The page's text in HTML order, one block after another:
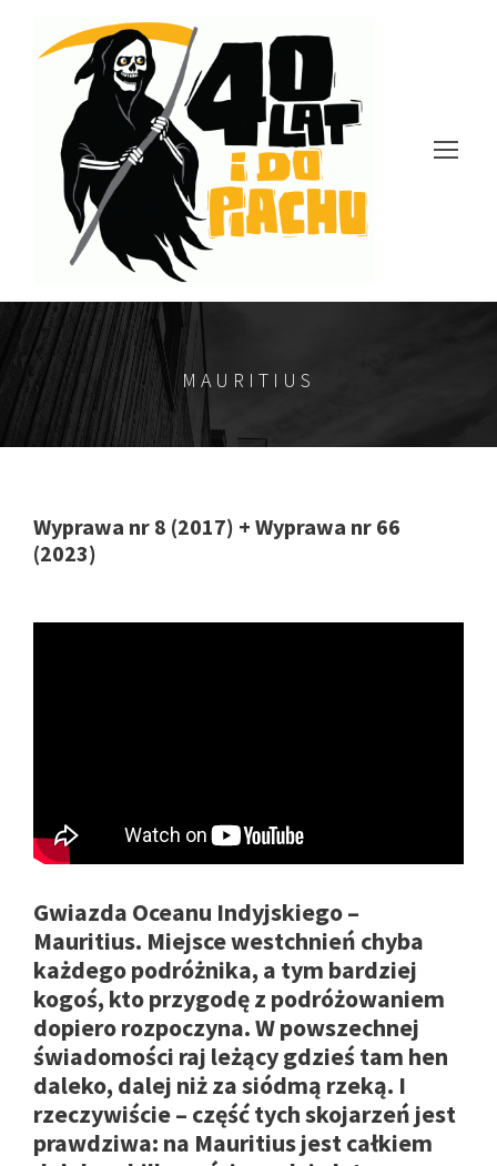
MAURITIUS
Wyprawa nr 8 (2017) + Wyprawa nr 66
(2023)
Gwiazda Oceanu Indyjskiego –
Mauritius. Miejsce westchnień chyba
każdego podróżnika, a tym bardziej
kogoś, kto przygodę z podróżowaniem
dopiero rozpoczyna. W powszechnej
świadomości raj leżący gdzieś tam hen
daleko, dalej niż za siódmą rzeką. I
rzeczywiście – część tych skojarzeń jest
prawdziwa: na Mauritius jest całkiem